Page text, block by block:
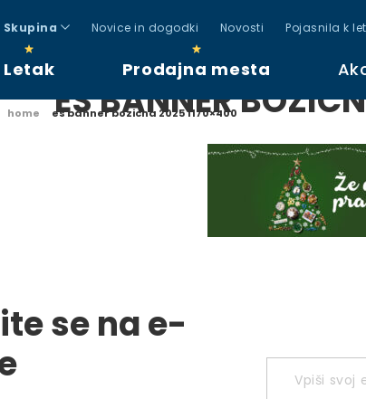
Skupina Novice in dogodki Novosti Pojasnila k
Letak Prodajna mesta
home es banner bozicna 2025 1170×400
ES BANNER
se na e-